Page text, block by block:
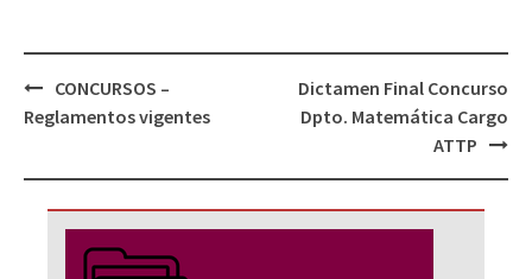
Navegación
de
CONCURSOS –
Reglamentos vigentes
Dictamen Final Concurso
Dpto. Matemática Cargo
ATTP